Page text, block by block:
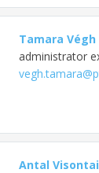
Tamara Végh
administrator
Antal Visontai